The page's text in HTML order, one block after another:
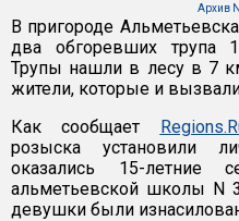
Архив
В пригороде
два обгоревших трупа
Трупы нашли в лесу в 7
жители, которые и
Как сообщает
розыска установили
оказались 15-летние
альметьевской школы N
девушки были